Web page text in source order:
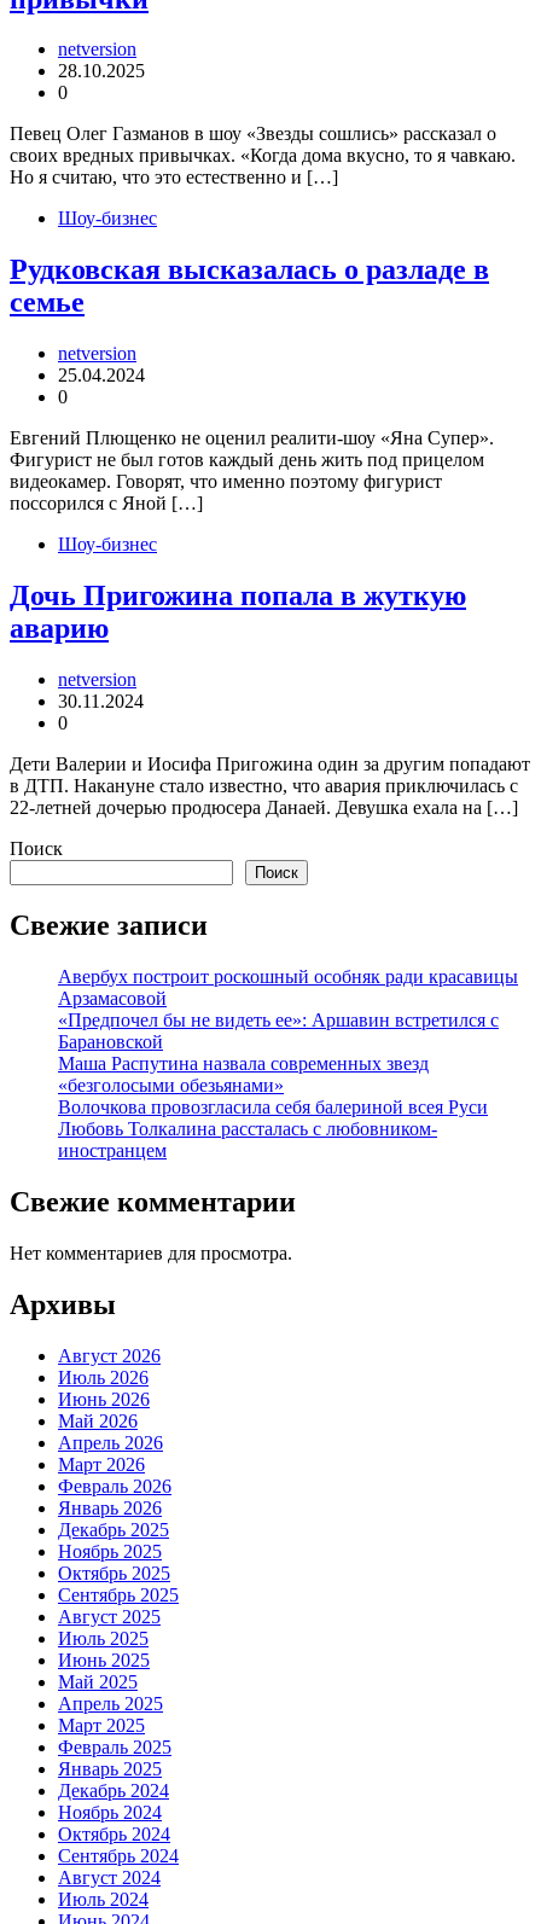
netversion
28.10.2025
0
Певец Олег Газманов в шоу «Звезды сошлись» рассказал о
своих вредных привычках. «Когда дома вкусно, то я чавкаю.
Но я считаю, что это естественно и […]
Шоу-бизнес
Рудковская высказалась о разладе в
семье
netversion
25.04.2024
0
Евгений Плющенко не оценил реалити-шоу «Яна Супер».
Фигурист не был готов каждый день жить под прицелом
видеокамер. Говорят, что именно поэтому фигурист
поссорился с Яной […]
Шоу-бизнес
Дочь Пригожина попала в жуткую
аварию
netversion
30.11.2024
0
Дети Валерии и Иосифа Пригожина один за другим попадают
в ДТП. Накануне стало известно, что авария приключилась с
22-летней дочерью продюсера Данаей. Девушка ехала на […]
Поиск
Поиск
Свежие записи
Авербух построит роскошный особняк ради красавицы
Арзамасовой
«Предпочел бы не видеть ее»: Аршавин встретился с
Барановской
Маша Распутина назвала современных звезд
«безголосыми обезьянами»
Волочкова провозгласила себя балериной всея Руси
Любовь Толкалина рассталась с любовником-
иностранцем
Свежие комментарии
Нет комментариев для просмотра.
Архивы
Август 2026
Июль 2026
Июнь 2026
Май 2026
Апрель 2026
Март 2026
Февраль 2026
Январь 2026
Декабрь 2025
Ноябрь 2025
Октябрь 2025
Сентябрь 2025
Август 2025
Июль 2025
Июнь 2025
Май 2025
Апрель 2025
Март 2025
Февраль 2025
Январь 2025
Декабрь 2024
Ноябрь 2024
Октябрь 2024
Сентябрь 2024
Август 2024
Июль 2024